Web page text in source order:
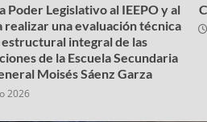
Poder Legislativo al IEEPO y al
realizar una evaluación técnica
integral de las
de la Escuela Secundaria
Moisés Sáenz Garza
2026